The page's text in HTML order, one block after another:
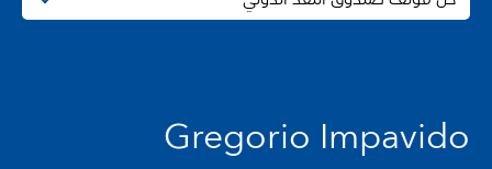
Gregorio Impavido